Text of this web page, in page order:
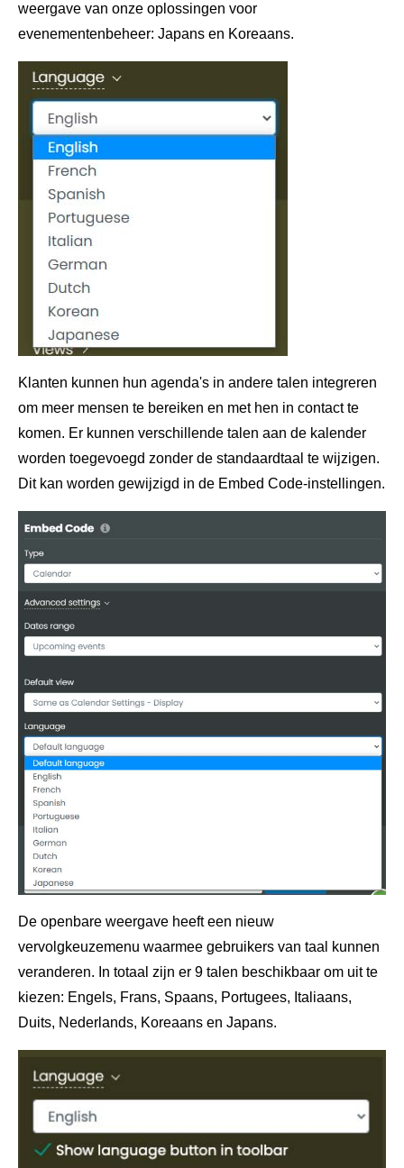
weergave van onze oplossingen voor
evenementenbeheer: Japans en Koreaans.
Klanten kunnen hun agenda's in andere talen integreren
om meer mensen te bereiken en met hen in contact te
komen. Er kunnen verschillende talen aan de kalender
worden toegevoegd zonder de standaardtaal te wijzigen.
Dit kan worden gewijzigd in de Embed Code-instellingen.
De openbare weergave heeft een nieuw
vervolgkeuzemenu waarmee gebruikers van taal kunnen
veranderen. In totaal zijn er 9 talen beschikbaar om uit te
kiezen: Engels, Frans, Spaans, Portugees, Italiaans,
Duits, Nederlands, Koreaans en Japans.